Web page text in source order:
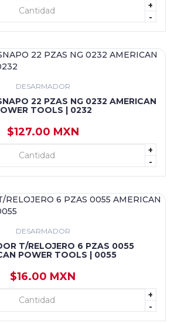
+
-
+ AGREGAR
DESARMADOR
22 PZAS NG 0232 AMERICAN
TOOLS | 0232
$127.00 MXN
+
-
+ AGREGAR
DESARMADOR
T/RELOJERO 6 PZAS 0055
POWER TOOLS | 0055
$16.00 MXN
+
-
+ AGREGAR